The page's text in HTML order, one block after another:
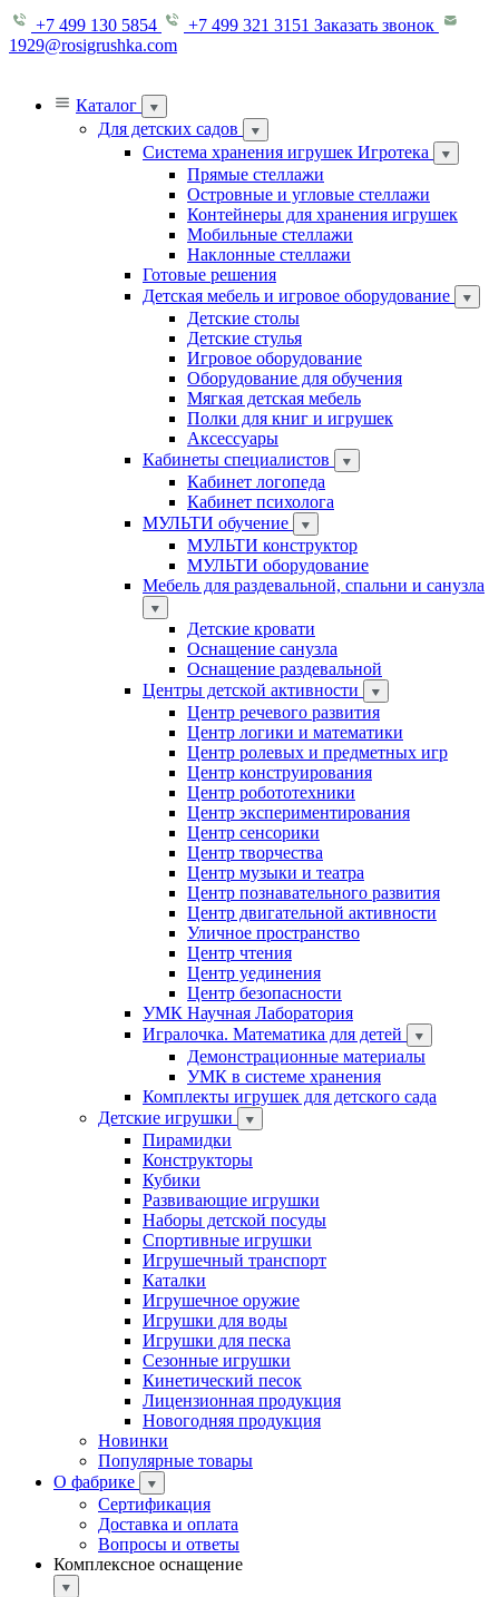
+7 499 130 5854 +7 499 321 3151 Заказать звонок
1929@rosigrushka.com
Каталог
Для детских садов
Система хранения игрушек Игротека
Прямые стеллажи
Островные и угловые стеллажи
Контейнеры для хранения игрушек
Мобильные стеллажи
Наклонные стеллажи
Готовые решения
Детская мебель и игровое оборудование
Детские столы
Детские стулья
Игровое оборудование
Оборудование для обучения
Мягкая детская мебель
Полки для книг и игрушек
Аксессуары
Кабинеты специалистов
Кабинет логопеда
Кабинет психолога
МУЛЬТИ обучение
МУЛЬТИ конструктор
МУЛЬТИ оборудование
Мебель для раздевальной, спальни и санузла
Детские кровати
Оснащение санузла
Оснащение раздевальной
Центры детской активности
Центр речевого развития
Центр логики и математики
Центр ролевых и предметных игр
Центр конструирования
Центр робототехники
Центр экспериментирования
Центр сенсорики
Центр творчества
Центр музыки и театра
Центр познавательного развития
Центр двигательной активности
Уличное пространство
Центр чтения
Центр уединения
Центр безопасности
УМК Научная Лаборатория
Игралочка. Математика для детей
Демонстрационные материалы
УМК в системе хранения
Комплекты игрушек для детского сада
Детские игрушки
Пирамидки
Конструкторы
Кубики
Развивающие игрушки
Наборы детской посуды
Спортивные игрушки
Игрушечный транспорт
Каталки
Игрушечное оружие
Игрушки для воды
Игрушки для песка
Сезонные игрушки
Кинетический песок
Лицензионная продукция
Новогодняя продукция
Новинки
Популярные товары
О фабрике
Сертификация
Доставка и оплата
Вопросы и ответы
Комплексное оснащение